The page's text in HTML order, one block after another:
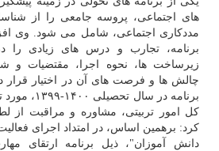
های اجتماعی، پروسه جامعی را از
مددکاری اجتماعی، شامل می شود. وی
برنامه، تجارب و درس های زیادی را در
زیرساخت ها، نحوه اجرا، مقتضیات و
چالش ها و فرصت های آن در اختیار قرار
برنامه در
کل امور تربیتی، مشاوره و مراقبت از
کرد: برهمین اساس، در امتداد اجرای
دانش آموزان"، ذیل برنامه ارتقای